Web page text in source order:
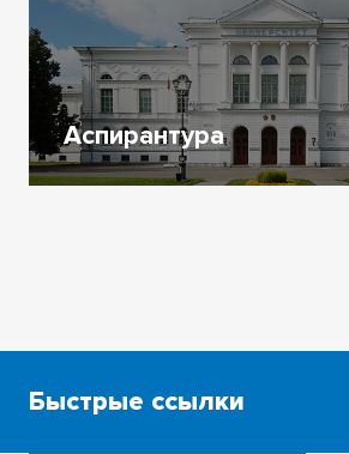
Аспирантура
Быстрые ссылки